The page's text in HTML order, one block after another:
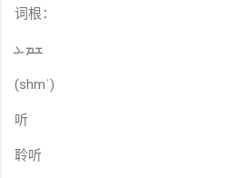
词根：
ܫܡܥ
(shmʿ)
听
聆听